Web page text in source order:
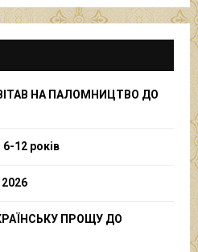
S
E
A
НА ПАЛОМНИЦТВО ДО
12 років
ПРОЩУ ДО